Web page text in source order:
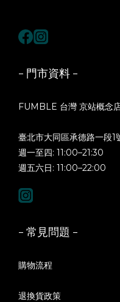
- 門市資料 -
FUMBLE 台灣 京站概念
臺北市大同區承德路一段1
週一至四: 11:00–21:30
週五六日: 11:00–22:00
- 常見問題 -
購物流程
退換貨政策